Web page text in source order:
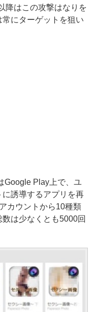
降はこの攻撃はなりを
にターゲットを狙い
Play上で、ユ
誘導するアプリを再
カウントから10種類
は少なくとも5000回